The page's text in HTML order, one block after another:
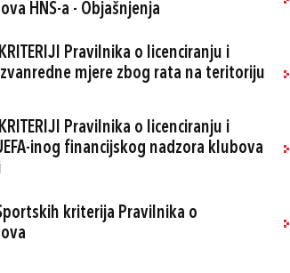
HNS-a - Objašnjenja
Pravilnika o licenciranju i
mjere zbog rata na teritoriju
Pravilnika o licenciranju i
inog financijskog nadzora klubova
kriterija Pravilnika o